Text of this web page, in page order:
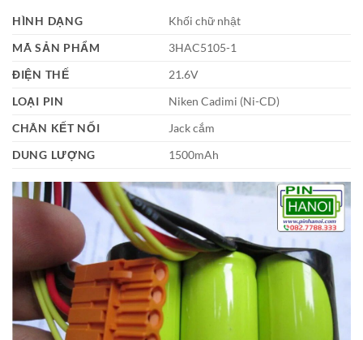
HÌNH DẠNG
Khối chữ nhật
MÃ SẢN PHẨM
3HAC5105-1
ĐIỆN THẾ
21.6V
LOẠI PIN
Niken Cadimi (Ni-CD)
CHÂN KẾT NỐI
Jack cắm
DUNG LƯỢNG
1500mAh